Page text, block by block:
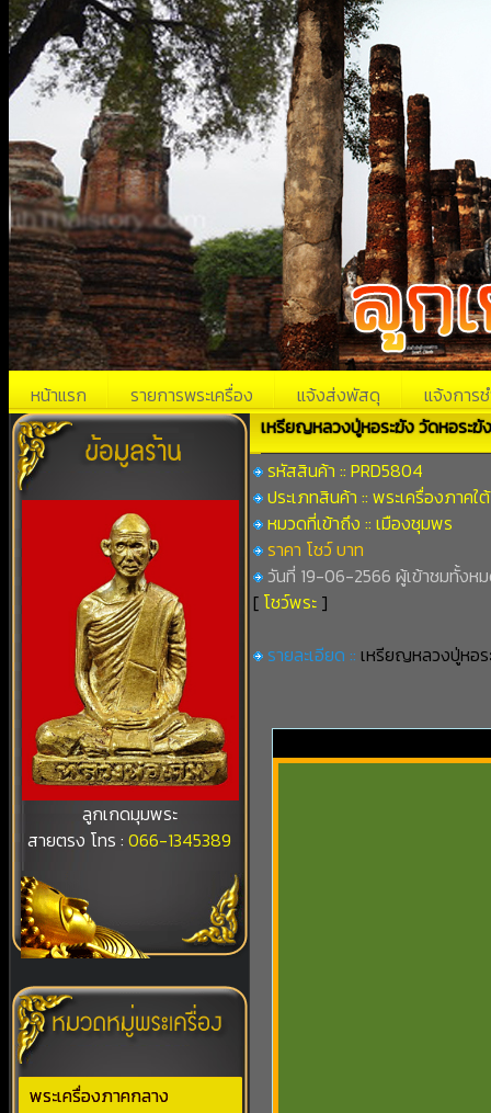
หน้าแรก รายการพระเครื่อง แจ้งส่งพัสดุ แจ้งการช
ลูกเกดมุมพระ
สายตรง โทร :066-1345389
พระเครื่องภาคกลาง
เหรียญหลวงปู่หอระฆัง วัดหอระ
รหัสสินค้า :: PRD5804
ประเภทสินค้า :: พระเครื่องภาคใต้
หมวดที่เข้าถึง :: เมืองชุมพร
ราคา โชว์ บาท
วันที่ 19-06-2566 ผู้เข้าชมทั้งห
[ โชว์พระ ]
รายละเอียด :: เหรียญหลวงปู่หอร